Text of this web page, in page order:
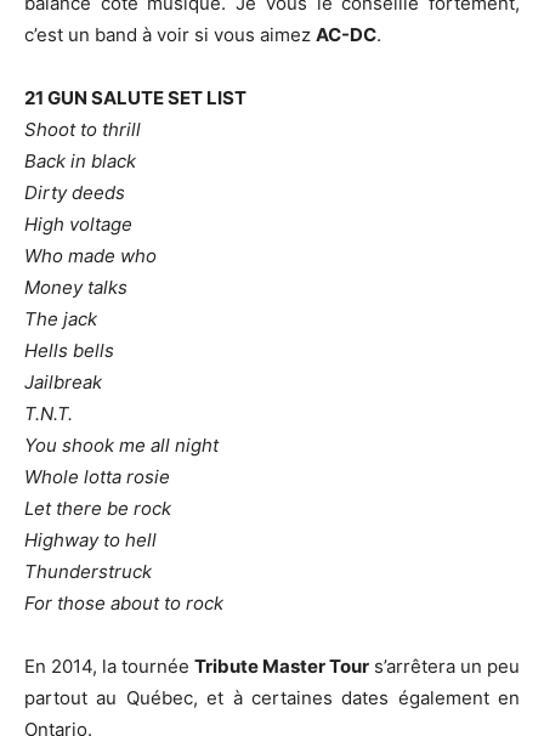
c’est un band à voir si vous aimez AC-DC.
21 GUN SALUTE SET LIST
Shoot to thrill
Back in black
Dirty deeds
High voltage
Who made who
Money talks
The jack
Hells bells
Jailbreak
T.N.T.
You shook me all night
Whole lotta rosie
Let there be rock
Highway to hell
Thunderstruck
For those about to rock
En 2014, la tournée Tribute Master Tour s’arrêtera un peu
partout au Québec, et à certaines dates également en
Ontario.